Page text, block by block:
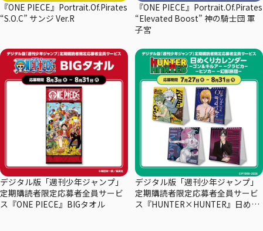
『ONE PIECE』Portrait.Of.Pirates
“S.O.C” サンジ Ver.R
『ONE PIECE』Portrait.Of.Pirates
“Elevated Boost” 神の騎士団 軍
子宮
デジタル版「週刊少年ジャンプ」
定期購読者限定応募者全員サービ
ス『ONE PIECE』BIGタオル
デジタル版「週刊少年ジャンプ」
定期購読者限定応募者全員サービ
ス『HUNTER×HUNTER』日めく